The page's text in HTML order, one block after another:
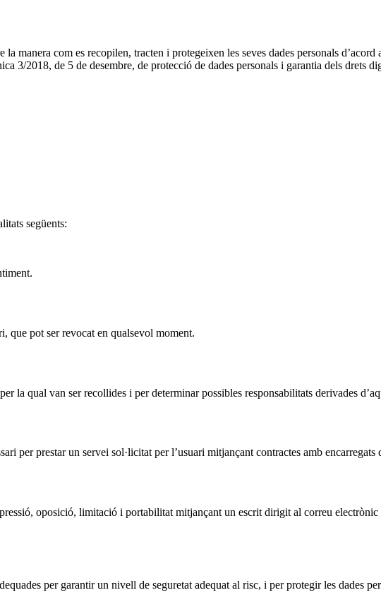
manera com es recopilen, tracten i protegeixen les seves dades personals
3/2018, de 5 de desembre, de protecció de dades personals i garantia dels drets
següents:
que pot ser revocat en qualsevol moment.
la qual van ser recollides i per determinar possibles responsabilitats derivades
per prestar un servei sol·licitat per l’usuari mitjançant contractes amb encarregats
oposició, limitació i portabilitat mitjançant un escrit dirigit al correu
per garantir un nivell de seguretat adequat al risc, i per protegir les dades